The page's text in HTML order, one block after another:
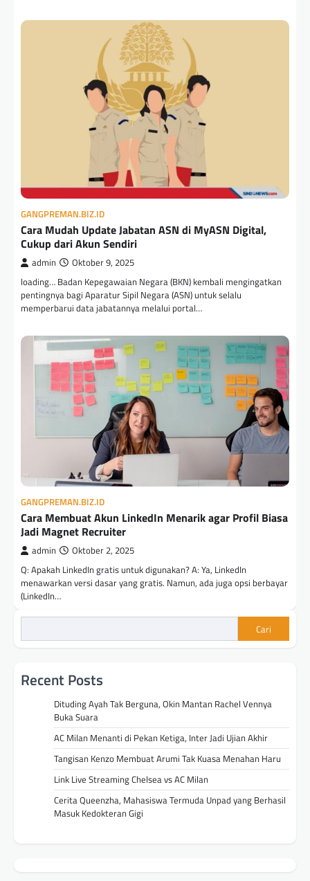
GANGPREMAN.BIZ.ID
Cara Mudah Update Jabatan ASN di MyASN Digital,
Cukup dari Akun Sendiri
admin Oktober 9, 2025
loading… Badan Kepegawaian Negara (BKN) kembali mengingatkan
pentingnya bagi Aparatur Sipil Negara (ASN) untuk selalu
memperbarui data jabatannya melalui portal…
GANGPREMAN.BIZ.ID
Cara Membuat Akun LinkedIn Menarik agar Profil Biasa
Jadi Magnet Recruiter
admin Oktober 2, 2025
Q: Apakah LinkedIn gratis untuk digunakan? A: Ya, LinkedIn
menawarkan versi dasar yang gratis. Namun, ada juga opsi berbayar
(LinkedIn…
Cari
Recent Posts
Dituding Ayah Tak Berguna, Okin Mantan Rachel Vennya
Buka Suara
AC Milan Menanti di Pekan Ketiga, Inter Jadi Ujian Akhir
Tangisan Kenzo Membuat Arumi Tak Kuasa Menahan Haru
Link Live Streaming Chelsea vs AC Milan
Cerita Queenzha, Mahasiswa Termuda Unpad yang Berhasil
Masuk Kedokteran Gigi